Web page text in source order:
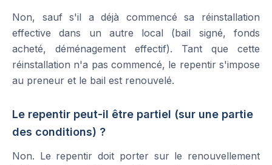
Non, sauf s'il a déjà commencé sa réinstallation
effective dans un autre local (bail signé, fonds
acheté, déménagement effectif). Tant que cette
réinstallation n'a pas commencé, le repentir s'impose
au preneur et le bail est renouvelé.
Le repentir peut-il être partiel (sur une partie
des conditions) ?
Non. Le repentir doit porter sur le renouvellement